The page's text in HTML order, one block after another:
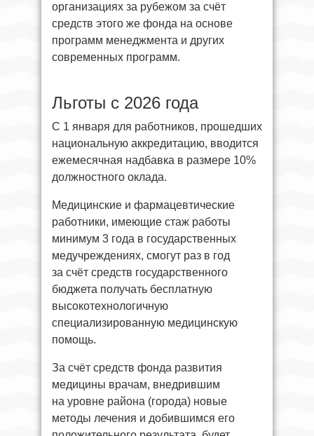
организациях за рубежом за счёт
средств этого же фонда на основе
программ менеджмента и других
современных программ.
Льготы с 2026 года
С 1 января для работников, прошедших
национальную аккредитацию, вводится
ежемесячная надбавка в размере 10%
должностного оклада.
Медицинские и фармацевтические
работники, имеющие стаж работы
минимум 3 года в государственных
медучреждениях, смогут раз в год
за счёт средств государственного
бюджета получать бесплатную
высокотехнологичную
специализированную медицинскую
помощь.
За счёт средств фонда развития
медицины врачам, внедрившим
на уровне района (города) новые
методы лечения и добившимся его